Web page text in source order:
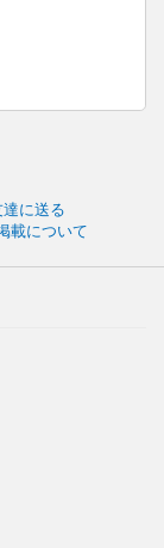
達に送る
載について